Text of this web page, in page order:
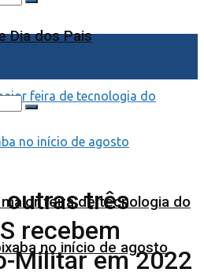
Dia dos Pais
feira de tecnologia do
no início de agosto
outras três
recebem
Militar em 2022